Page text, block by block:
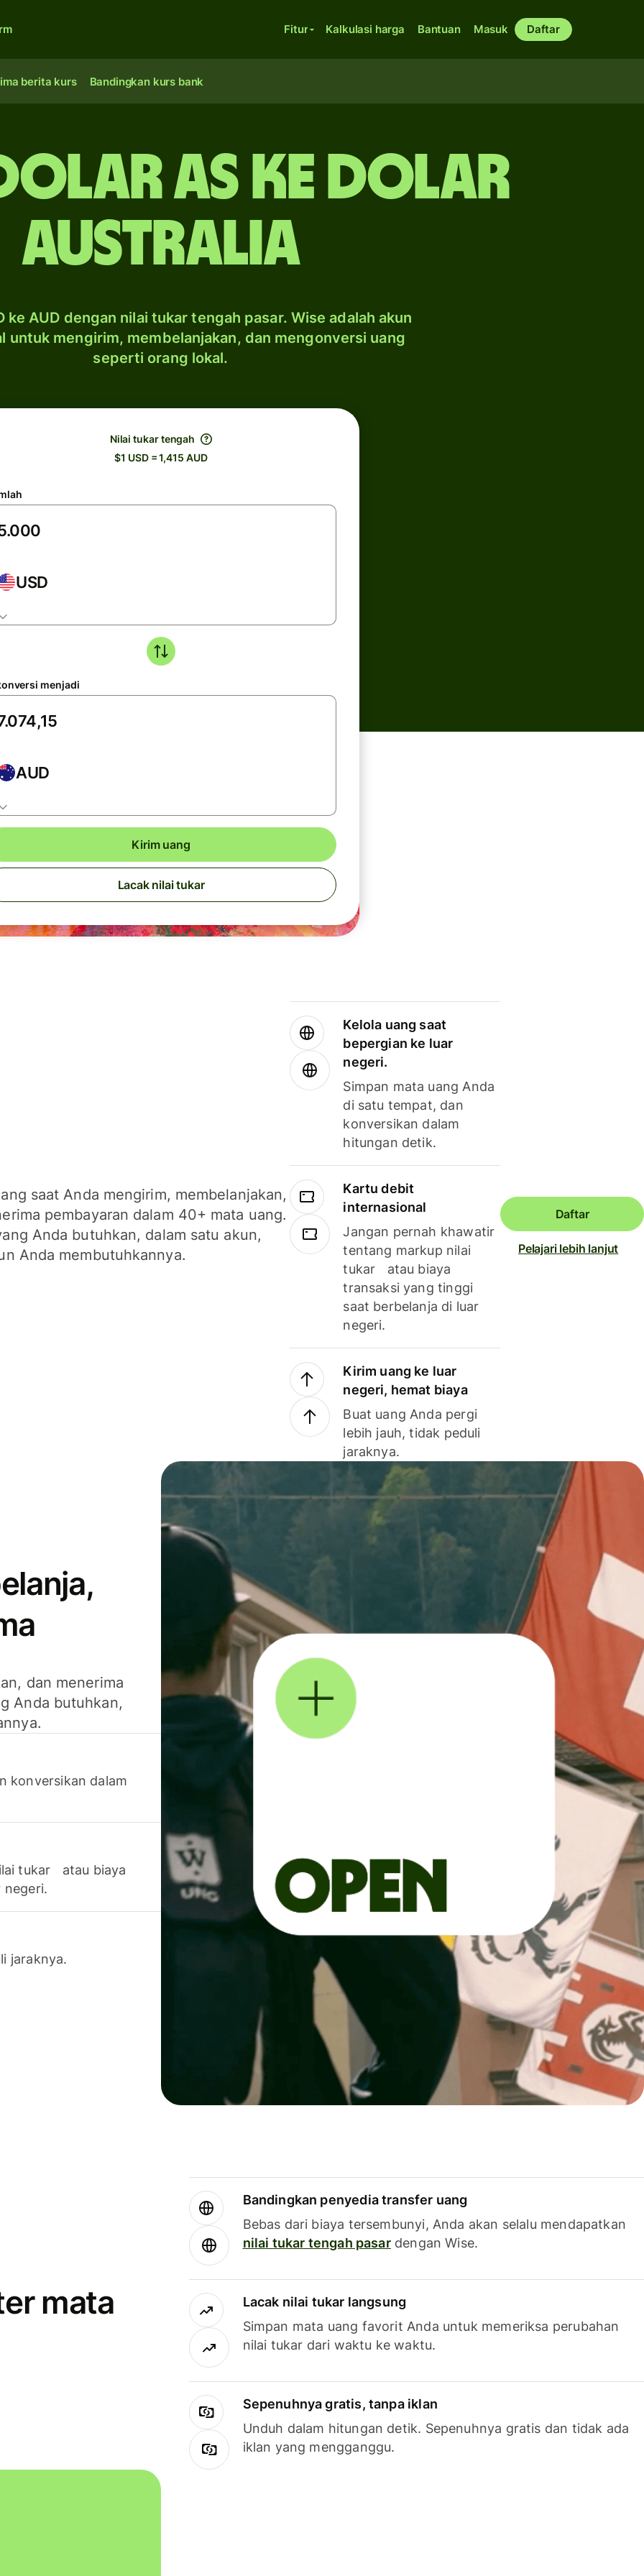
Fitur Kalkulasi harga Bantuan Masuk Daftar
berita kurs Bandingkan kurs bank
AS ke dolar
Australia
ke AUD dengan nilai tukar tengah pasar. Wise adalah akun
untuk mengirim, membelanjakan, dan mengonversi uang
seperti orang lokal.
Nilai tukar tengah
$1 USD = 1,415 AUD
USD
menjadi
AUD
Kirim uang
Lacak nilai tukar
saat Anda mengirim, membelanjakan,
pembayaran dalam 40+ mata uang.
Anda butuhkan, dalam satu akun,
Anda membutuhkannya.
Kelola uang saat
bepergian ke luar
negeri.
Simpan mata uang Anda
di satu tempat, dan
konversikan dalam
hitungan detik.
Kartu debit
internasional
Jangan pernah khawatir
tentang markup nilai
tukar atau biaya
transaksi yang tinggi
saat berbelanja di luar
negeri.
Kirim uang ke luar
negeri, hemat biaya
Buat uang Anda pergi
lebih jauh, tidak peduli
jaraknya.
Daftar
Pelajari lebih lanjut
dan menerima
Anda butuhkan,
konversikan dalam
tukar atau biaya
negeri.
jaraknya.
mata
Bandingkan penyedia transfer uang
Bebas dari biaya tersembunyi, Anda akan selalu mendapatkan
nilai tukar tengah pasardengan Wise.
Lacak nilai tukar langsung
Simpan mata uang favorit Anda untuk memeriksa perubahan
nilai tukar dari waktu ke waktu.
Sepenuhnya gratis, tanpa iklan
Unduh dalam hitungan detik. Sepenuhnya gratis dan tidak ada
iklan yang mengganggu.